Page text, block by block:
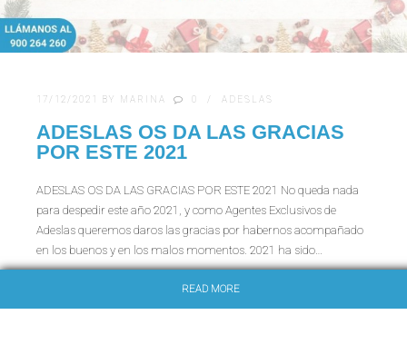
17/12/2021 BY MARINA 0 ADESLAS
ADESLAS OS DA LAS GRACIAS
POR ESTE 2021
ADESLAS OS DA LAS GRACIAS POR ESTE 2021 No queda nada
para despedir este año 2021, y como Agentes Exclusivos de
Adeslas queremos daros las gracias por habernos acompañado
en los buenos y en los malos momentos. 2021 ha sido…
READ MORE